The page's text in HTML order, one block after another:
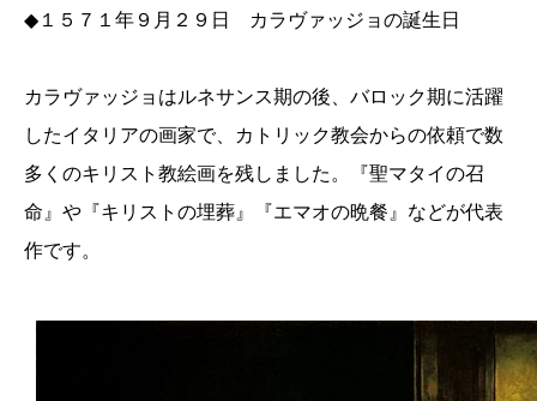
◆ １５７１年９月２９日 カラヴァッジョの誕生日
カラヴァッジョはルネサンス期の後、バロック期に活躍
したイタリアの画家で、カトリック教会からの依頼で数
多くのキリスト教絵画を残しました。『聖マタイの召
命』や『キリストの埋葬』『エマオの晩餐』などが代表
作です。